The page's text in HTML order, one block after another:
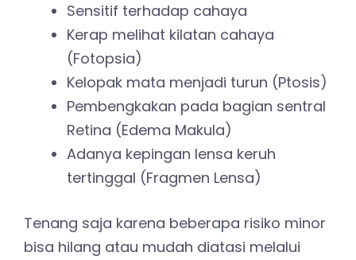
Sensitif terhadap cahaya
Kerap melihat kilatan cahaya
(Fotopsia)
Kelopak mata menjadi turun (Ptosis)
Pembengkakan pada bagian sentral
Retina (Edema Makula)
Adanya kepingan lensa keruh
tertinggal (Fragmen Lensa)
Tenang saja karena beberapa risiko minor
bisa hilang atau mudah diatasi melalui